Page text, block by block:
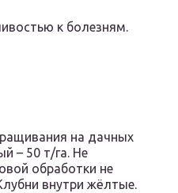
к болезням.
на дачных
– 50 т/га. Не
обработки не
внутри жёлтые.